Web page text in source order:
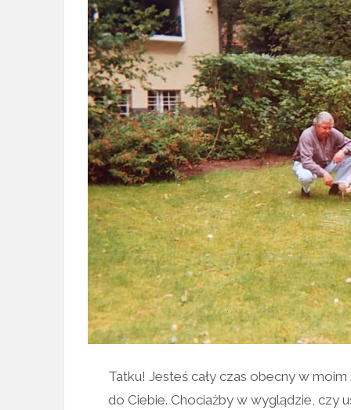
Tatku! Jesteś cały czas obecny w
do Ciebie. Chociażby w wyglądzie, czy